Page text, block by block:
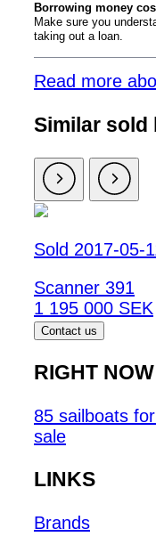
Borrowing money
Make sure you
taking out a loan.
Read more
Similar sold
Sold 2017-05-
Scanner 391
1 195 000 SEK
Contact us
RIGHT NOW
85 sailboats
sale
LINKS
Brands